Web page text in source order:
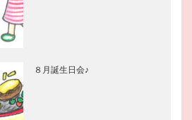
８月誕生日会♪